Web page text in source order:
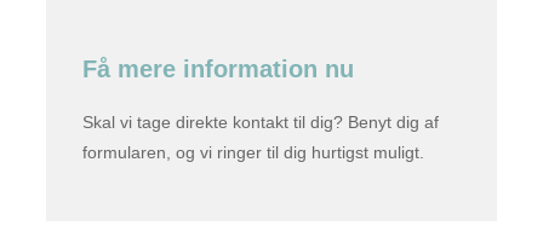
Få mere information nu
Skal vi tage direkte kontakt til dig? Benyt dig af
formularen, og vi ringer til dig hurtigst muligt.